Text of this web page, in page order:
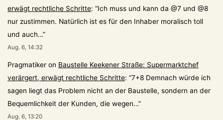
erwägt rechtliche Schritte: “Ich muss und kann da @7 und @8
nur zustimmen. Natürlich ist es für den Inhaber moralisch toll
und auch…”
Aug. 6, 14:32
Pragmatiker on Baustelle Keekener Straße: Supermarktchef
verärgert, erwägt rechtliche Schritte: “7+8 Demnach würde ich
sagen liegt das Problem nicht an der Baustelle, sondern an der
Bequemlichkeit der Kunden, die wegen…”
Aug. 6, 13:20